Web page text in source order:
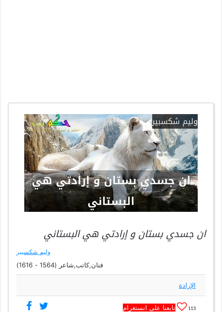
ان جسدي بستان و إرادتي هي البستاني
وليم شكسبير
فنان,كاتب,شاعر (1564 - 1616)
الإرادة
113 تابعنا على انستغرام